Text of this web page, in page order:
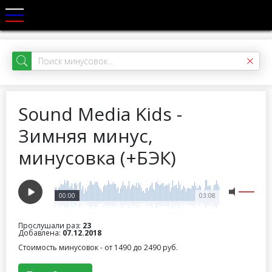
Sound Media Kids -
Зимняя минус,
минусовка (+БЭК)
03:08
00:00
Прослушали раз: 23
Добавлена: 07.12.2018
Стоимость минусовок - от 1490 до 2490 руб.